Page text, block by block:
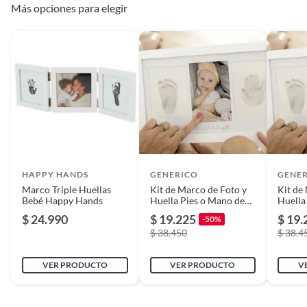
3.8
Ancho
Capacidad de fotos 3
Más opciones para elegir
HAPPY HANDS
Marco Triple Huellas
Bebé Happy Hands
$ 24.990
VER PRODUCTO
GENERICO
Kit de Marco de Foto y
Huella Pies o Mano de
Bebé Color Blanco
$ 19.225 -50%
$ 38.450
VER PRODUCTO
Kit de
Huella
$
$